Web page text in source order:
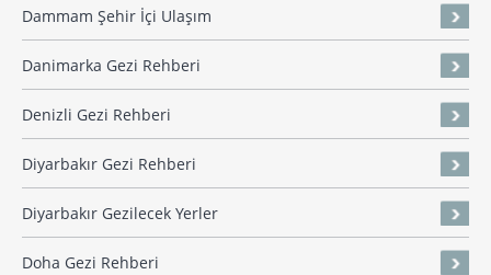
Dammam Şehir İçi Ulaşım
Danimarka Gezi Rehberi
Denizli Gezi Rehberi
Diyarbakır Gezi Rehberi
Diyarbakır Gezilecek Yerler
Doha Gezi Rehberi